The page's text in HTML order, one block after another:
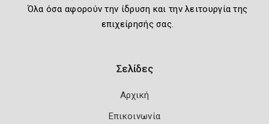
Όλα όσα αφορούν την ίδρυση και την λειτουργία της
επιχείρησής σας.
Σελίδες
Αρχική
Επικοινωνία